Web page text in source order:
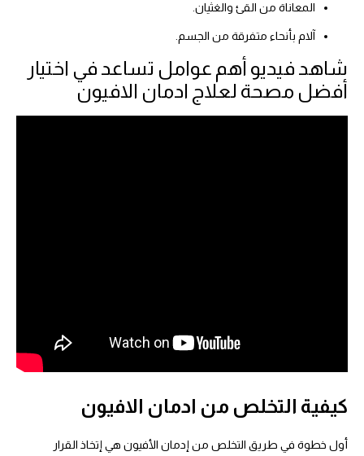
المعاناة من القئ والغثيان.
آلام بأنحاء متفرقة من الجسم.
شاهد فيديو أهم عوامل تساعد في اختيار
أفضل مصحة لعلاج ادمان الافيون
كيفية التخلص من ادمان الافيون
أول خطوة في طريق التخلص من إدمان الأفيون هي إتخاذ القرار